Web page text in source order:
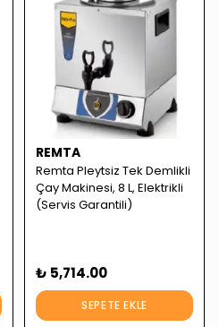
REMTA
Remta Pleytsiz Tek Demlikli
Çay Makinesi, 8 L, Elektrikli
(Servis Garantili)
₺ 5,714.00
SEPETE EKLE